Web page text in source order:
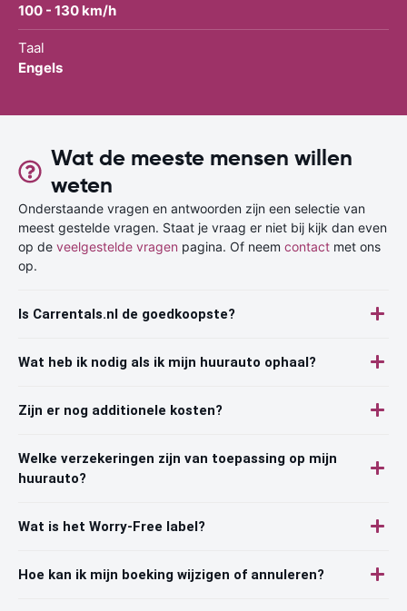
100 - 130 km/h
Taal
Engels
Wat de meeste mensen willen
weten
Onderstaande vragen en antwoorden zijn een selectie van
meest gestelde vragen. Staat je vraag er niet bij kijk dan even
op de veelgestelde vragen pagina. Of neem contact met ons
op.
Is Carrentals.nl de goedkoopste?
Wat heb ik nodig als ik mijn huurauto ophaal?
Zijn er nog additionele kosten?
Welke verzekeringen zijn van toepassing op mijn
huurauto?
Wat is het Worry-Free label?
Hoe kan ik mijn boeking wijzigen of annuleren?